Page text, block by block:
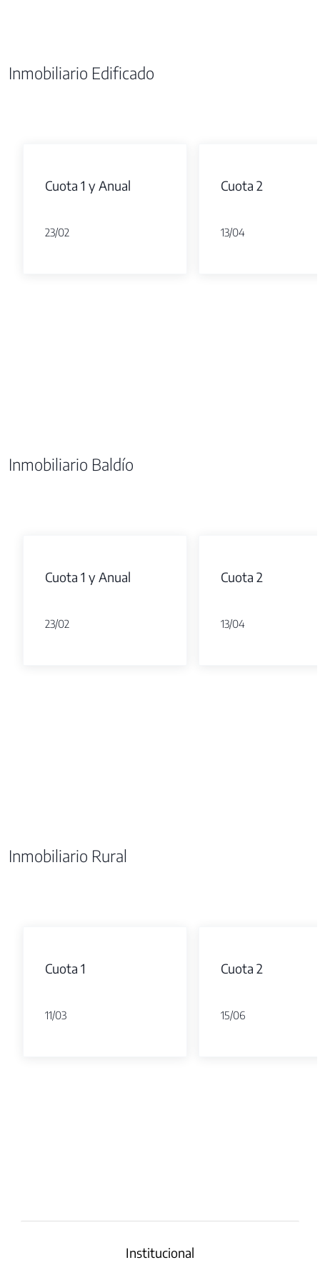
Inmobiliario Edificado
Cuota 1 y Anual
23/02
Cuota 2
13/04
Inmobiliario Baldío
Cuota 1 y Anual
23/02
Cuota 2
13/04
Inmobiliario Rural
Cuota 1
11/03
Cuota 2
15/06
Institucional